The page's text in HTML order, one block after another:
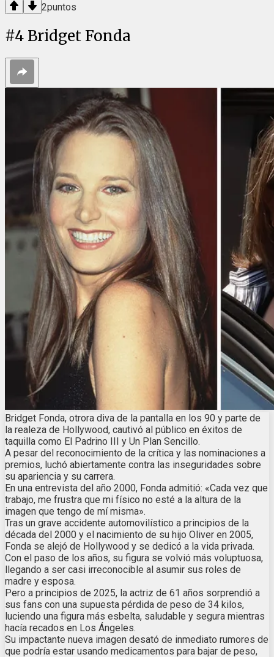
2puntos
#4 Bridget Fonda
Bridget Fonda, otrora diva de la pantalla en los 90 y parte de
la realeza de Hollywood, cautivó al público en éxitos de
taquilla como El Padrino III y Un Plan Sencillo.
A pesar del reconocimiento de la crítica y las nominaciones a
premios, luchó abiertamente contra las inseguridades sobre
su apariencia y su carrera.
En una entrevista del año 2000, Fonda admitió: «Cada vez que
trabajo, me frustra que mi físico no esté a la altura de la
imagen que tengo de mí misma».
Tras un grave accidente automovilístico a principios de la
década del 2000 y el nacimiento de su hijo Oliver en 2005,
Fonda se alejó de Hollywood y se dedicó a la vida privada.
Con el paso de los años, su figura se volvió más voluptuosa,
llegando a ser casi irreconocible al asumir sus roles de
madre y esposa.
Pero a principios de 2025, la actriz de 61 años sorprendió a
sus fans con una supuesta pérdida de peso de 34 kilos,
luciendo una figura más esbelta, saludable y segura mientras
hacía recados en Los Ángeles.
Su impactante nueva imagen desató de inmediato rumores de
que podría estar usando medicamentos para bajar de peso,